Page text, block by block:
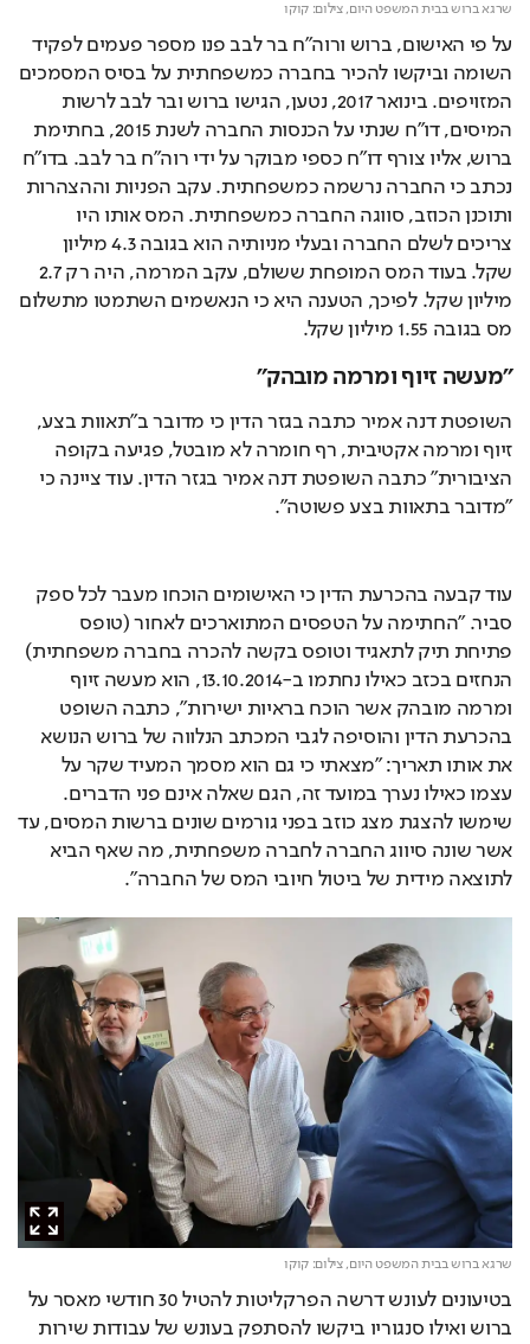
שרגא ברוש בבית המשפט היום,צילום: קוקו
על פי האישום, ברוש ורוה"ח בר לבב פנו מספר פעמים לפקיד
השומה וביקשו להכיר בחברה כמשפחתית על בסיס המסמכים
המזויפים. בינואר 2017, נטען, הגישו ברוש ובר לבב לרשות
המיסים, דו"ח שנתי על הכנסות החברה לשנת 2015, בחתימת
ברוש, אליו צורף דו"ח כספי מבוקר על ידי רוה"ח בר לבב. בדו"ח
נכתב כי החברה נרשמה כמשפחתית. עקב הפניות וההצהרות
ותוכנן הכוזב, סווגה החברה כמשפחתית. המס אותו היו
צריכים לשלם החברה ובעלי מניותיה הוא בגובה 4.3 מיליון
שקל. בעוד המס המופחת ששולם, עקב המרמה, היה רק 2.7
מיליון שקל. לפיכך, הטענה היא כי הנאשמים השתמטו מתשלום
מס בגובה 1.55 מיליון שקל.
"מעשה זיוף ומרמה מובהק"
השופטת דנה אמיר כתבה בגזר הדין כי מדובר ב"תאוות בצע,
זיוף ומרמה אקטיבית, רף חומרה לא מובטל, פגיעה בקופה
הציבורית" כתבה השופטת דנה אמיר בגזר הדין. עוד ציינה כי
"מדובר בתאוות בצע פשוטה".
עוד קבעה בהכרעת הדין כי האישומים הוכחו מעבר לכל ספק
סביר. "החתימה על הטפסים המתוארכים לאחור (טופס
פתיחת תיק לתאגיד וטופס בקשה להכרה בחברה משפחתית)
הנחזים בכזב כאילו נחתמו ב-13.10.2014, הוא מעשה זיוף
ומרמה מובהק אשר הוכח בראיות ישירות", כתבה השופט
בהכרעת הדין והוסיפה לגבי המכתב הנלווה של ברוש הנושא
את אותו תאריך: "מצאתי כי גם הוא מסמך המעיד שקר על
עצמו כאילו נערך במועד זה, הגם שאלה אינם פני הדברים.
שימשו להצגת מצג כוזב בפני גורמים שונים ברשות המסים, עד
אשר שונה סיווג החברה לחברה משפחתית, מה שאף הביא
לתוצאה מידית של ביטול חיובי המס של החברה".
שרגא ברוש בבית המשפט היום,צילום: קוקו
בטיעונים לעונש דרשה הפרקליטות להטיל 30 חודשי מאסר על
ברוש ואילו סנגוריו ביקשו להסתפק בעונש של עבודות שירות